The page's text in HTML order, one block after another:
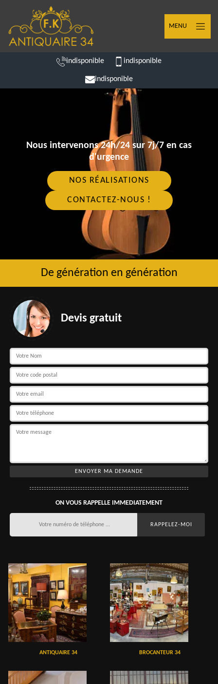
MENU
indisponible indisponible
indisponible
Nous intervenons 24h/24 sur 7j/7 en cas
d'urgence
NOS RÉALISATIONS
CONTACTEZ-NOUS !
De génération en génération
Devis gratuit
ON VOUS RAPPELLE IMMEDIATEMENT
ANTIQUAIRE 34 BROCANTEUR 34